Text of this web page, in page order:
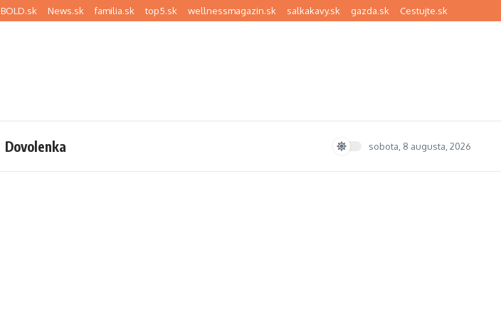
BOLD.sk News.sk familia.sk top5.sk wellnessmagazin.sk salkakavy.sk gazda.sk Cestujte.sk
Dovolenka sobota, 8 augusta, 2026